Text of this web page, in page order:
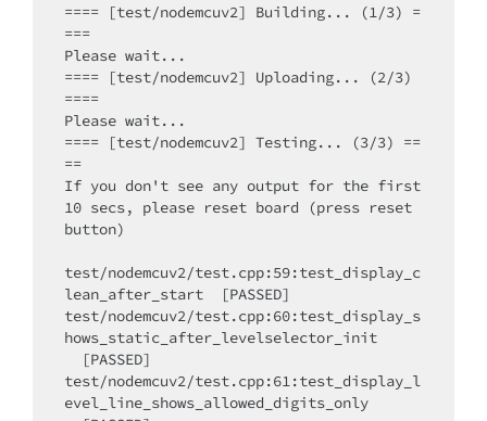
==== [test/nodemcuv2] Building... (1/3) =
===
Please wait...
==== [test/nodemcuv2] Uploading... (2/3)
====
Please wait...
==== [test/nodemcuv2] Testing... (3/3) ==
==
If you don't see any output for the first
10 secs, please reset board (press reset
button)
test/nodemcuv2/test.cpp:59:test_display_c
lean_after_start  [PASSED]
test/nodemcuv2/test.cpp:60:test_display_s
hows_static_after_levelselector_init
test/nodemcuv2/test.cpp:61:test_display_l
evel_line_shows_allowed_digits_only